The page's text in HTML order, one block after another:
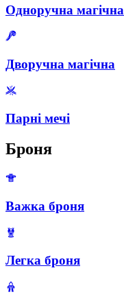
Одноручна магічна
Дворучна магічна
Парні мечі
Броня
Важка броня
Легка броня